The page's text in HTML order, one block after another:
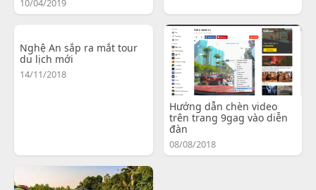
Nghệ An sắp ra mắt tour
du lịch mới
14/11/2018
Hướng dẫn chèn video
trên trang 9gag vào diễn
đàn
08/08/2018